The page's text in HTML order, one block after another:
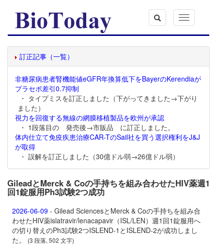
Toggle
navigation
訂正記事（一覧）
非糖尿病患者腎機能値eGFR年換算低下をBayerのKerendiaが
プラセボ差引0.7抑制
・ タイプミスを訂正しました（下がってきました→下がり
ました）
視力を回復する無線の網膜移植製品を欧州が承認
・ 1段落目の 発売後→市販品 に訂正しました。
体内仕立て免疫疾患治療CAR-TのSail社を買う選択権利をJ&J
が取得
・ 誤解を訂正しました（30億ドル弱→26億ドル弱）
GileadとMerck & Coの手持ちを組み合わせたHIV薬週1
回1錠服用Ph3試験2つ成功
2026-06-09 - Gilead SciencesとMerck & Coの手持ちを組み合
わせたHIV薬islatravir/lenacapavir（ISL/LEN）週1回1錠服用へ
の切り替えのPh3試験2つISLEND-1とISLEND-2が成功しまし
た。
(3 段落, 502 文字)